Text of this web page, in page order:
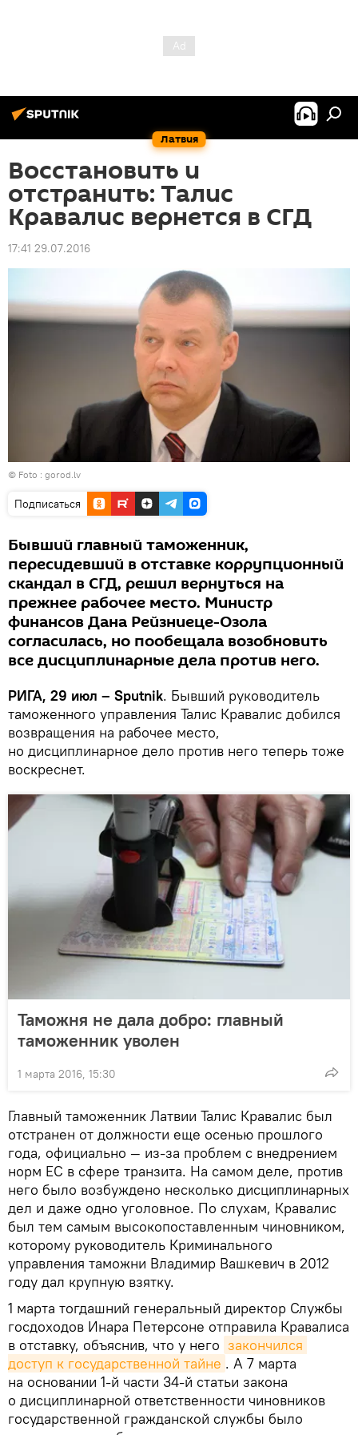
Латвия
Восстановить и
отстранить: Талис
Кравалис вернется в СГД
17:41 29.07.2016
© Foto : gorod.lv
Подписаться
Бывший главный таможенник,
пересидевший в отставке коррупционный
скандал в СГД, решил вернуться на
прежнее рабочее место. Министр
финансов Дана Рейзниеце-Озола
согласилась, но пообещала возобновить
все дисциплинарные дела против него.
РИГА, 29 июл – Sputnik. Бывший руководитель
таможенного управления Талис Кравалис добился
возвращения на рабочее место,
но дисциплинарное дело против него теперь тоже
воскреснет.
Таможня не дала добро: главный
таможенник уволен
1 марта 2016, 15:30
Главный таможенник Латвии Талис Кравалис был
отстранен от должности еще осенью прошлого
года, официально — из-за проблем с внедрением
норм ЕС в сфере транзита. На самом деле, против
него было возбуждено несколько дисциплинарных
дел и даже одно уголовное. По слухам, Кравалис
был тем самым высокопоставленным чиновником,
которому руководитель Криминального
управления таможни Владимир Вашкевич в 2012
году дал крупную взятку.
1 марта тогдашний генеральный директор Службы
госдоходов Инара Петерсоне отправила Кравалиса
в отставку, объяснив, что у него закончился
доступ к государственной тайне . А 7 марта
на основании 1-й части 34-й статьи закона
о дисциплинарной ответственности чиновников
государственной гражданской службы было